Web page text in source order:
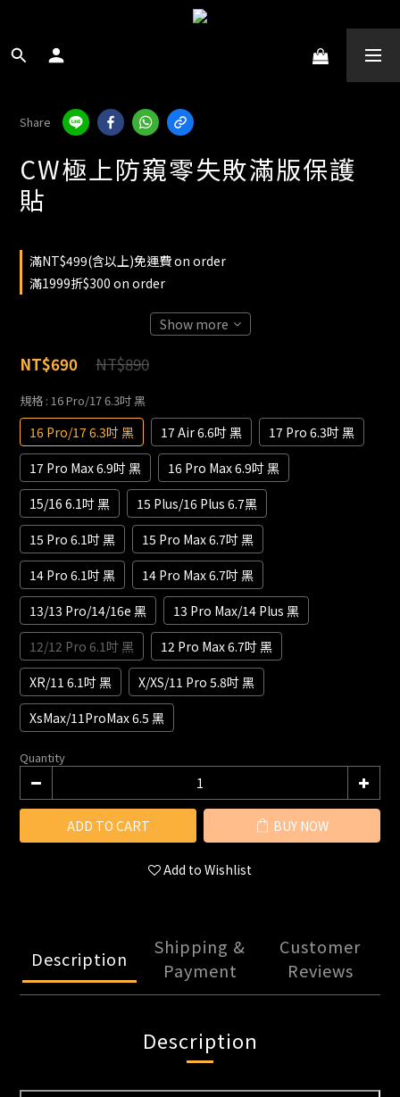
Share
CW極上防窺零失敗滿版保護
貼
滿NT$499(含以上)免運費 on order
滿1999折$300 on order
Show more
NT$890
NT$690
規格 : 16 Pro/17 6.3吋 黑
16 Pro/17 6.3吋 黑 17 Air 6.6吋 黑
17 Pro 6.3吋 黑
17 Pro Max 6.9吋 黑
16 Pro Max 6.9吋 黑
15/16 6.1吋 黑
15 Plus/16 Plus 6.7黑
15 Pro 6.1吋 黑
15 Pro Max 6.7吋 黑
14 Pro 6.1吋 黑
14 Pro Max 6.7吋 黑
13/13 Pro/14/16e 黑
13 Pro Max/14 Plus 黑
12/12 Pro 6.1吋 黑
12 Pro Max 6.7吋 黑
XR/11 6.1吋 黑
X/XS/11 Pro 5.8吋 黑
XsMax/11ProMax 6.5 黑
Quantity
ADD TO CART BUY NOW
Add to Wishlist
Description
Shipping &
Payment
Customer
Reviews
Description